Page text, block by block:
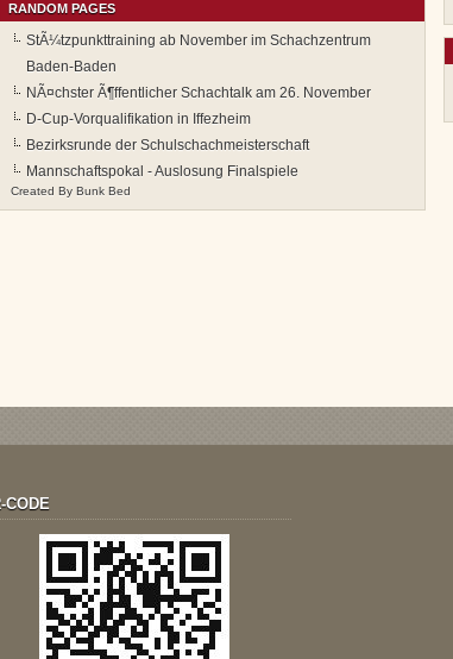
RANDOM PAGES
StÃ¼tzpunkttraining ab November im Schachzentrum
Baden-Baden
NÃ¤chster Ã¶ffentlicher Schachtalk am 26. November
D-Cup-Vorqualifikation in Iffezheim
Bezirksrunde der Schulschachmeisterschaft
Mannschaftspokal - Auslosung Finalspiele
Created By Bunk Bed
CODE